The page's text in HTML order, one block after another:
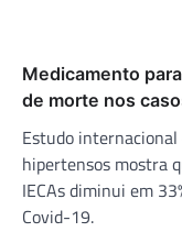
Medicamento
de morte nos
Estudo
hipertensos mostra
IECAs diminui em
Covid-19.